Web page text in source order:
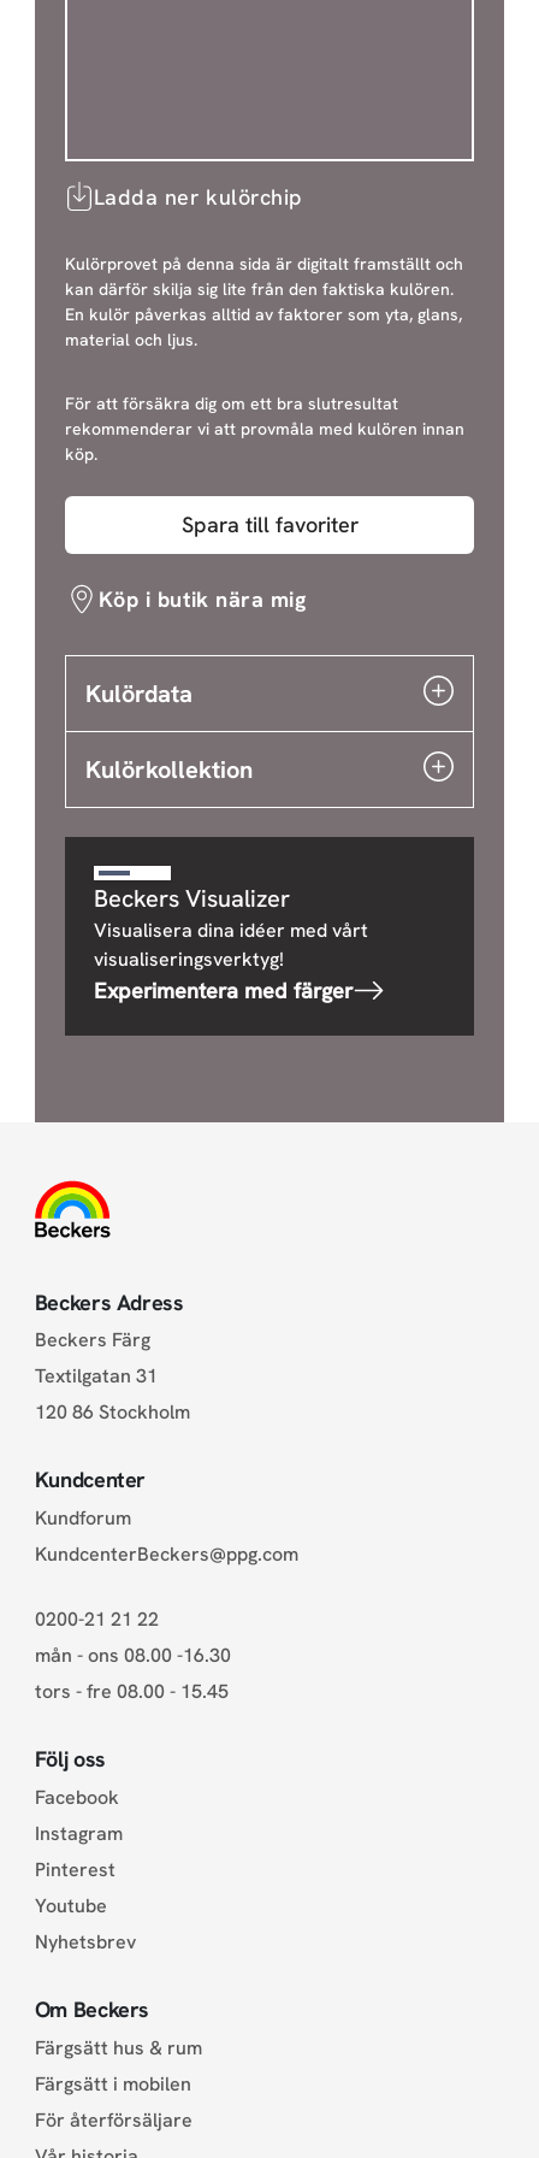
Ladda ner kulörchip
Kulörprovet på denna sida är digitalt framställt och
kan därför skilja sig lite från den faktiska kulören.
En kulör påverkas alltid av faktorer som yta, glans,
material och ljus.
För att försäkra dig om ett bra slutresultat
rekommenderar vi att provmåla med kulören innan
köp.
Spara till favoriter
Köp i butik nära mig
Kulördata
Kulörkollektion
Beckers Visualizer
Visualisera dina idéer med vårt
visualiseringsverktyg!
Experimentera med färger
Beckers Adress
Beckers Färg
Textilgatan 31
120 86 Stockholm
Kundcenter
Kundforum
KundcenterBeckers@ppg.com
0200-21 21 22
mån - ons 08.00 -16.30
tors - fre 08.00 - 15.45
Följ oss
Facebook
Instagram
Pinterest
Youtube
Nyhetsbrev
Om Beckers
Färgsätt hus & rum
Färgsätt i mobilen
För återförsäljare